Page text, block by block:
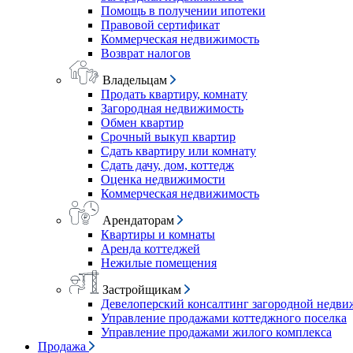
Помощь в получении ипотеки
Правовой сертификат
Коммерческая недвижимость
Возврат налогов
Владельцам
Продать квартиру, комнату
Загородная недвижимость
Обмен квартир
Срочный выкуп квартир
Сдать квартиру или комнату
Сдать дачу, дом, коттедж
Оценка недвижимости
Коммерческая недвижимость
Арендаторам
Квартиры и комнаты
Аренда коттеджей
Нежилые помещения
Застройщикам
Девелоперский консалтинг загородной
Управление продажами коттеджного поселка
Управление продажами жилого комплекса
Продажа